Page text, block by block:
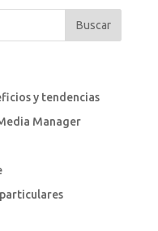
y tendencias
Manager